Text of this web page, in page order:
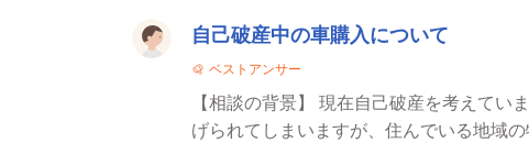
自己破産中の車購入について
ベストアンサー
【相談の背景】 現在自己破産を考えて
げられてしまいますが、住んでいる地域